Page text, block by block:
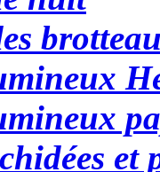
et